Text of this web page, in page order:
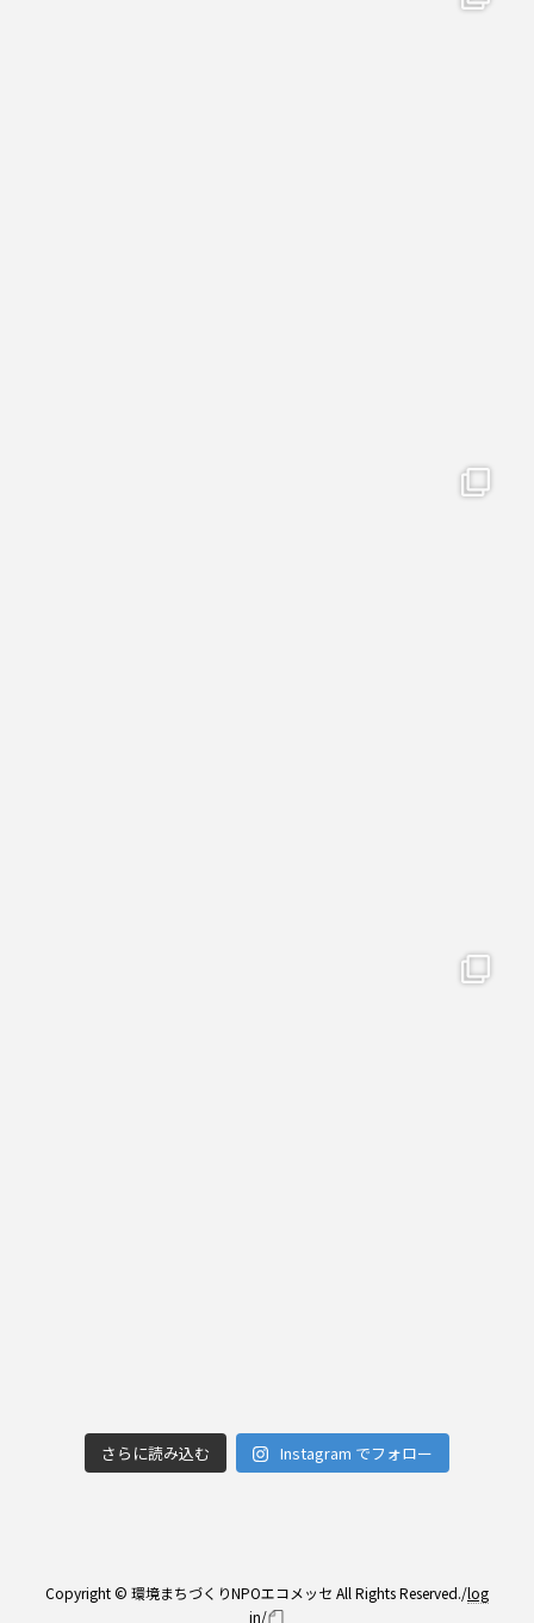
さらに読み込む Instagram でフォロー
Copyright © 環境まちづくりNPOエコメッセ All Rights Reserved./log
in/